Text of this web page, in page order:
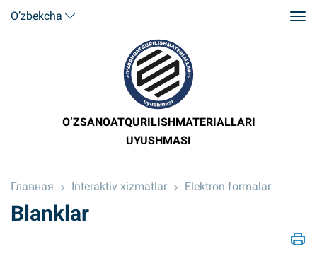
O’zbekcha
O’ZSANOATQURILISHMATERIALLARI
UYUSHMASI
Главная Interaktiv xizmatlar Elektron formalar
Blanklar